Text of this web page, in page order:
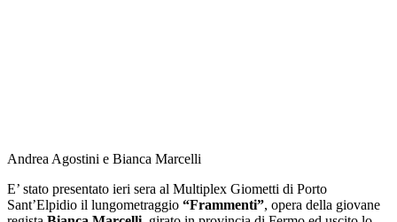
Andrea Agostini e Bianca Marcelli
E’ stato presentato ieri sera al Multiplex Giometti di Porto
Sant’Elpidio il lungometraggio “Frammenti”, opera della giovane